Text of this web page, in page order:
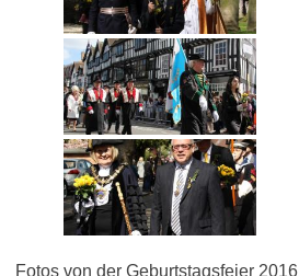
Fotos von der Geburtstagsfeier 2016